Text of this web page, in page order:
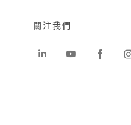
關注我們